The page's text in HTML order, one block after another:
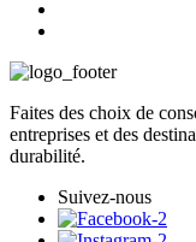
Faites des choix de
entreprises et des
durabilité.
Suivez-nous